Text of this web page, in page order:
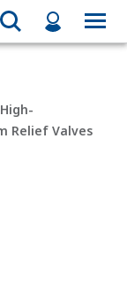
Relief Valves